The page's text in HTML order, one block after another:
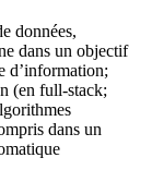
données,
dans un objectif
d’information;
(en full-stack;
dans un